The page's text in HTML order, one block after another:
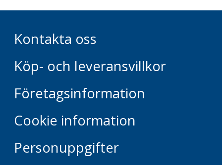
Kontakta oss
Köp- och leveransvillkor
Företagsinformation
Cookie information
Personuppgifter